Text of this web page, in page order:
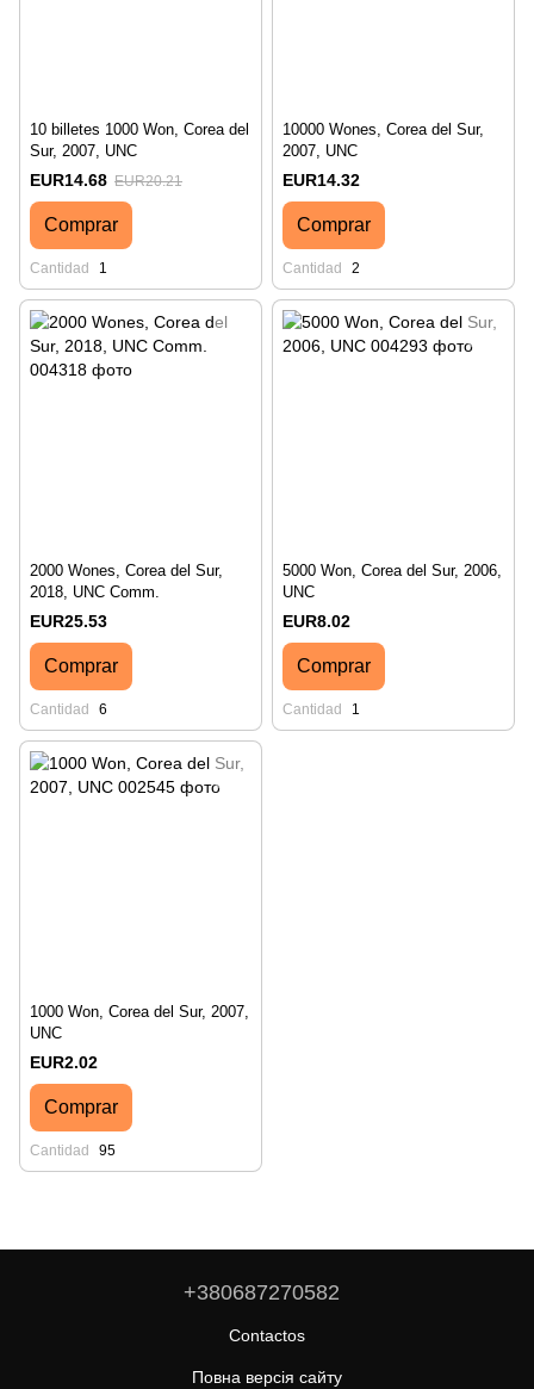
10 billetes 1000 Won, Corea del
Sur, 2007, UNC
EUR14.68 EUR20.21
Comprar
Cantidad 1
10000 Wones, Corea del Sur,
2007, UNC
EUR14.32
Comprar
Cantidad 2
2000 Wones, Corea del Sur,
2018, UNC Comm.
EUR25.53
Comprar
Cantidad 6
5000 Won, Corea del Sur, 2006,
UNC
EUR8.02
Comprar
Cantidad 1
1000 Won, Corea del Sur, 2007,
UNC
EUR2.02
Comprar
Cantidad 95
+380687270582
Contactos
Повна версія сайту